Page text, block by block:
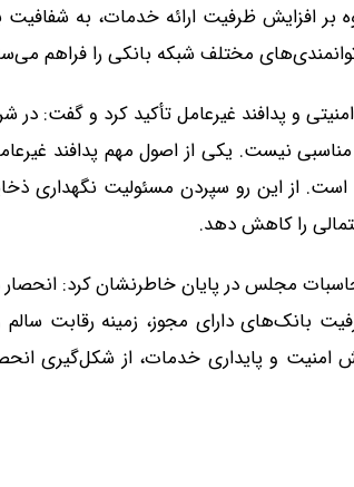
بر افزایش ظرفیت ارائه خدمات، به شفافیت
مختلف شبکه بانکی را فراهم
و پدافند غیرعامل تأکید کرد و گفت: در
نیست. یکی از اصول مهم پدافند
از این رو سپردن مسئولیت نگهداری
را کاهش دهد.
مجلس در پایان خاطرنشان کرد:
بانک‌های دارای مجوز، زمینه رقابت
امنیت و پایداری خدمات، از شکل‌گیری